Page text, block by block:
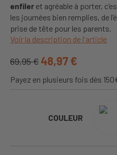
enfiler et agréable à porter,
les journées bien remplies, de
prise de tête pour les parents.
Voir la description de l'article
69,95 €48,97 €
Payez en plusieurs fois dès
COULEUR